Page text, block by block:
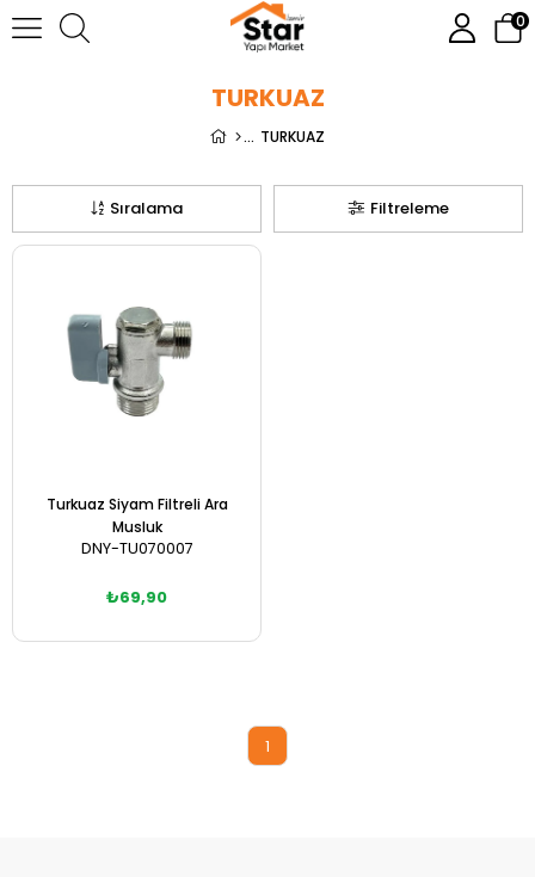
0
TURKUAZ
TURKUAZ
Filtreleme
Sıralama
Turkuaz Siyam Filtreli Ara
Musluk
DNY-TU070007
₺69,90
1